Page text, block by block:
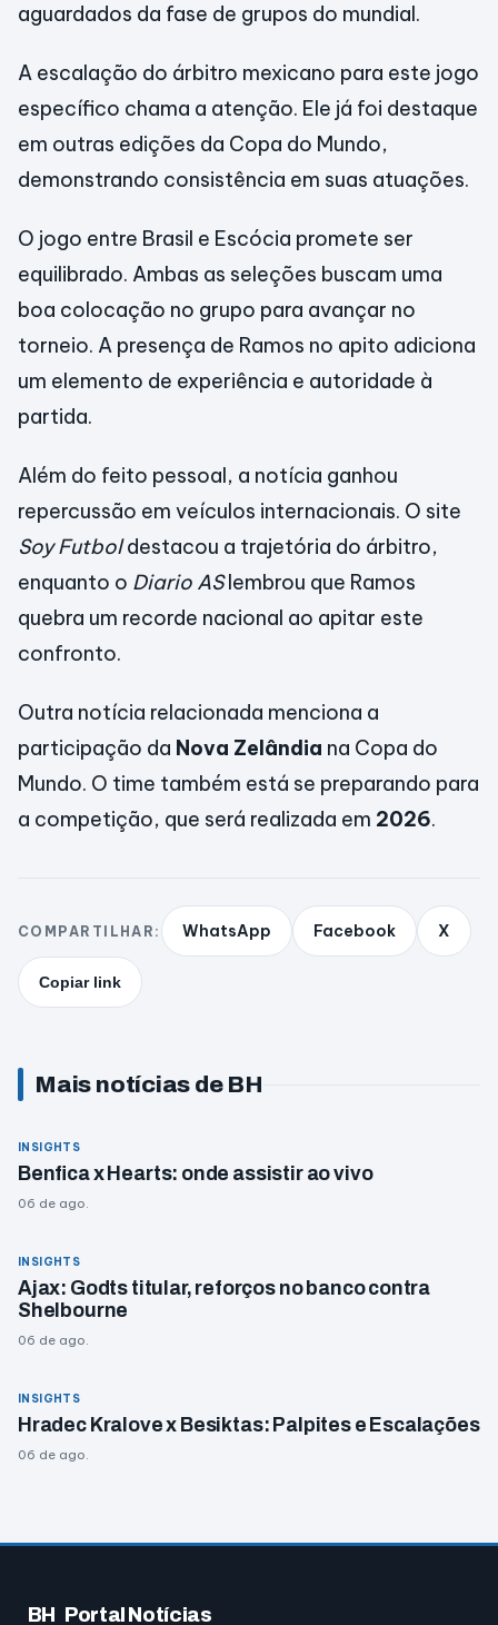
aguardados da fase de grupos do mundial.
A escalação do árbitro mexicano para este jogo
específico chama a atenção. Ele já foi destaque
em outras edições da Copa do Mundo,
demonstrando consistência em suas atuações.
O jogo entre Brasil e Escócia promete ser
equilibrado. Ambas as seleções buscam uma
boa colocação no grupo para avançar no
torneio. A presença de Ramos no apito adiciona
um elemento de experiência e autoridade à
partida.
Além do feito pessoal, a notícia ganhou
repercussão em veículos internacionais. O site
Soy Futboldestacou a trajetória do árbitro,
enquanto o Diario ASlembrou que Ramos
quebra um recorde nacional ao apitar este
confronto.
Outra notícia relacionada menciona a
participação da Nova Zelândia na Copa do
Mundo. O time também está se preparando para
a competição, que será realizada em 2026.
COMPARTILHAR: WhatsApp Facebook X
Copiar link
Mais notícias de BH
INSIGHTS
Benfica x Hearts: onde assistir ao vivo
06 de ago.
INSIGHTS
Ajax: Godts titular, reforços no banco contra
Shelbourne
06 de ago.
INSIGHTS
Hradec Kralove x Besiktas: Palpites e Escalações
06 de ago.
BH Portal Notícias